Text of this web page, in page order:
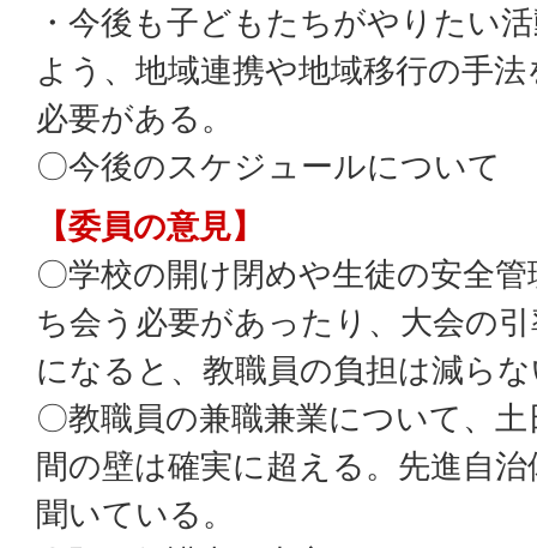
・今後も子どもたちがやりたい
よう、地域連携や地域移行の手
必要がある。
〇今後のスケジュールについて
【委員の意見】
〇学校の開け閉めや生徒の安全
ち会う必要があったり、大会の
になると、教職員の負担は減ら
〇教職員の兼職兼業について、
間の壁は確実に超える。先進自
聞いている。